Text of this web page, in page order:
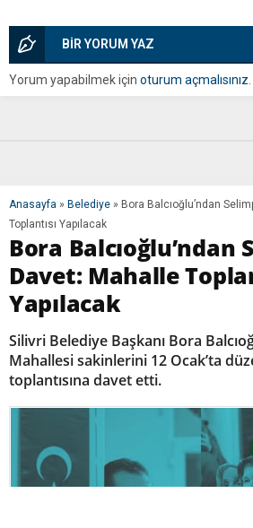
BİR YORUM YAZ
Yorum yapabilmek için oturum açmalısınız
Anasayfa » Belediye » Bora Balcıoğlu’ndan
Toplantısı Yapılacak
Bora Balcıoğlu’ndan
Davet: Mahalle
Yapılacak
Silivri Belediye Başkanı Bora
Mahallesi sakinlerini 12 Ocak’ta
toplantısına davet etti.